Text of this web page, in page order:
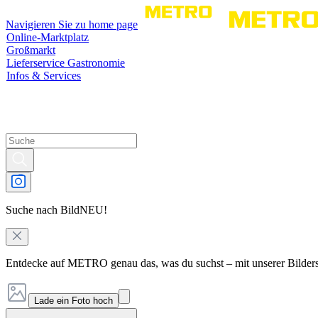
Navigieren Sie zu home page
Online-Marktplatz
Großmarkt
Lieferservice Gastronomie
Infos & Services
Suche nach BildNEU!
Entdecke auf METRO genau das, was du suchst – mit unserer
Lade ein Foto hoch